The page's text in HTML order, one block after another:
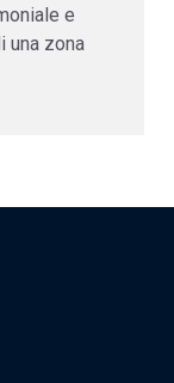
e
una zona